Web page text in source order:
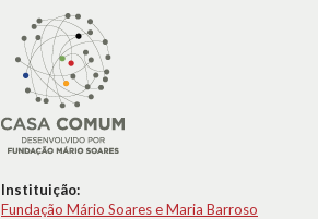
Instituição:
Fundação Mário Soares e Maria Barroso